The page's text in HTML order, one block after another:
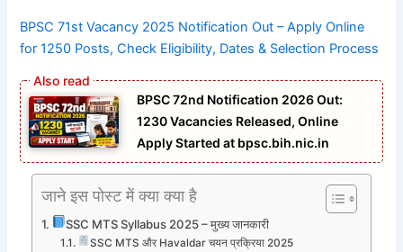
BPSC 71st Vacancy 2025 Notification Out – Apply Online
for 1250 Posts, Check Eligibility, Dates & Selection Process
BPSC 72nd Notification 2026 Out:
1230 Vacancies Released, Online
Apply Started at bpsc.bih.nic.in
जाने इस पोस्ट में क्या क्या है
SSC MTS Syllabus 2025 – मुख्य जानकारी
SSC MTS और Havaldar चयन प्रक्रिया 2025